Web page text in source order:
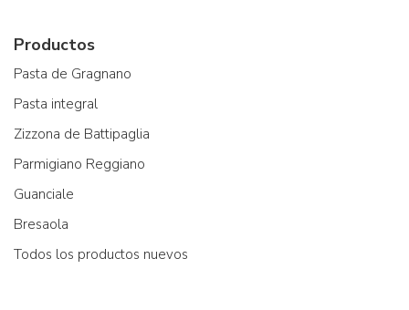
Productos
Pasta de Gragnano
Pasta integral
Zizzona de Battipaglia
Parmigiano Reggiano
Guanciale
Bresaola
Todos los productos nuevos